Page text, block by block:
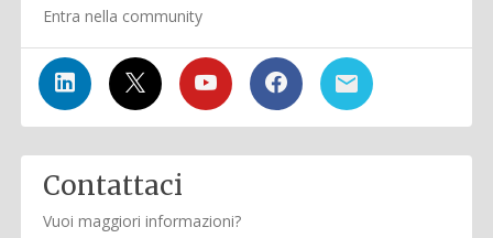
Entra nella community
Contattaci
Vuoi maggiori informazioni?